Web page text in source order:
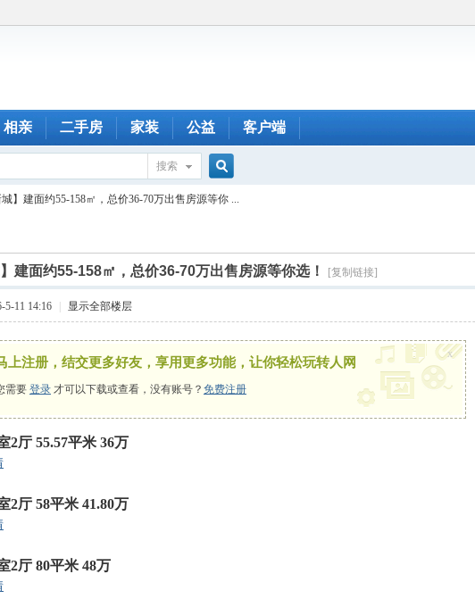
相亲 二手房 家装 公益 客户端
搜索
搜
索
城】建面约55-158㎡，总价36-70万出售房源等你 ...
】建面约55-158㎡，总价36-70万出售房源等你选！ [复制链接]
5-11 14:16 显示全部楼层
上注册，结交更多好友，享用更多功能，让你轻松玩转人网
需要 登录 才可以下载或查看，没有账号？ 免费注册
x
2厅 55.57平米 36万
2厅 58平米 41.80万
2厅 80平米 48万